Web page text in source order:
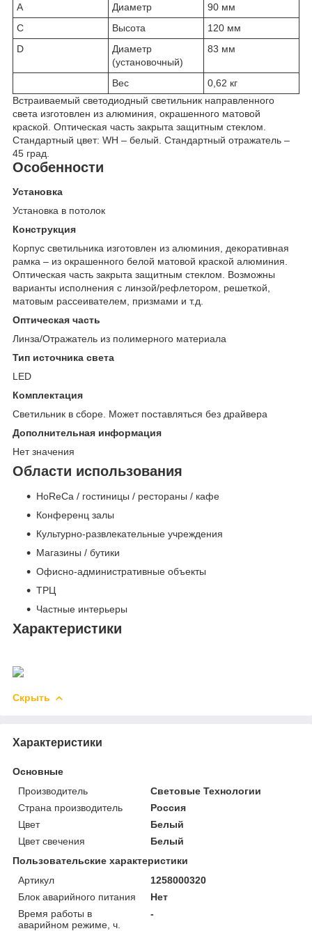
A Диаметр
90 мм
C
Высота
120 мм
D
Диаметр
(установочный)
83 мм
Вес
0,62 кг
Встраиваемый светодиодный светильник направленного
света изготовлен из алюминия, окрашенного матовой
краской. Оптическая часть закрыта защитным стеклом.
Стандартный цвет: WH – белый. Стандартный отражатель –
45 град.
Особенности
Установка
Установка в потолок
Конструкция
Корпус светильника изготовлен из алюминия, декоративная
рамка – из окрашенного белой матовой краской алюминия.
Оптическая часть закрыта защитным стеклом. Возможны
варианты исполнения с линзой/рефлетором, решеткой,
матовым рассеивателем, призмами и т.д.
Оптическая часть
Линза/Отражатель из полимерного материала
Тип источника света
LED
Комплектация
Светильник в сборе. Может поставляться без драйвера
Дополнительная информация
Нет значения
Области использования
HoReCa / гостиницы / рестораны / кафе
Конференц залы
Культурно-развлекательные учреждения
Магазины / бутики
Офисно-административные объекты
ТРЦ
Частные интерьеры
Характеристики
Скрыть
Характеристики
Основные
Производитель
Световые Технологии
Страна производитель
Россия
Цвет
Белый
Цвет свечения
Белый
Пользовательские характеристики
Артикул
1258000320
Блок аварийного питания
Нет
Время работы в
аварийном режиме, ч.
-